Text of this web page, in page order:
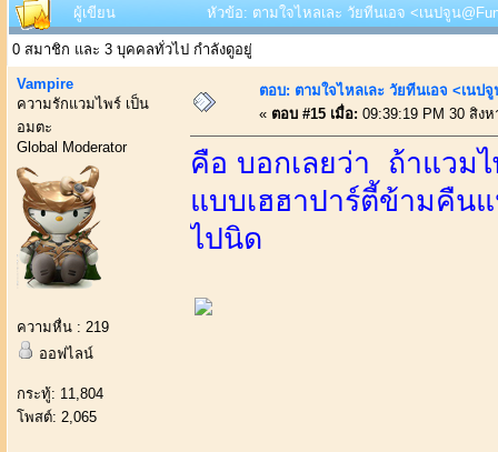
ผู้เขียน หัวข้อ: ตามใจไหลเละ วัยทีนเอจ <เนปจูน
0 สมาชิก และ 3 บุคคลทั่วไป กำลังดูอยู่
Vampire
ความรักแวมไพร์ เป็น
อมตะ
Global Moderator
ความหื่น : 219
ออฟไลน์
กระทู้: 11,804
โพสต์: 2,065
ตอบ: ตามใจไหลเละ วัยทีนเอจ <เนป
« ตอบ #15 เมื่อ: 09:39:19 PM 30 สิง
คือ บอกเลยว่า ถ้าแวม
แบบเฮฮาปาร์ตี้ข้ามคืน
ไปนิด